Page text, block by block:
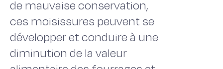
de mauvaise conservation,
ces moisissures peuvent se
développer et conduire à une
diminution de la valeur